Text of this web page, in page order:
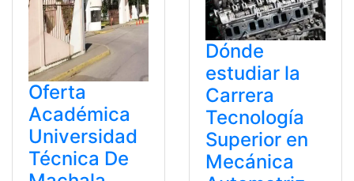
Oferta
Académica
Universidad
Técnica De
Dónde
estudiar la
Carrera
Tecnología
Superior en
Mecánica